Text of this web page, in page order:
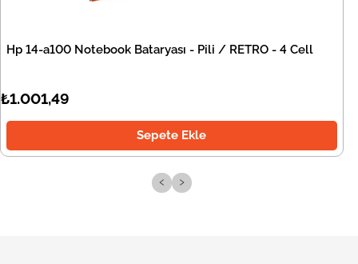
Hp 14-a100 Notebook Bataryası - Pili / RETRO - 4 Cell
₺1.001,49
Sepete Ekle
‹ ›